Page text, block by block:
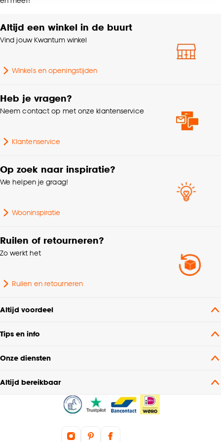
Goed om te weten is dat je deze keuze altijd nog
cookieverklaring.
Hoogte 10.5 CM
Standaard afmetingen 200x240cm
Lengte
Samenstelling
Altijd een winkel in de buurt
Vind jouw Kwantum winkel
Winkels en openingstijden
Heb je vragen?
Neem contact op met onze klantenservice
Klantenservice
Op zoek naar inspiratie?
We helpen je graag!
Wooninspiratie
Ruilen of retourneren?
Zo werkt het
Ruilen en retourneren
Altijd voordeel
Tips en info
Onze diensten
Altijd bereikbaar